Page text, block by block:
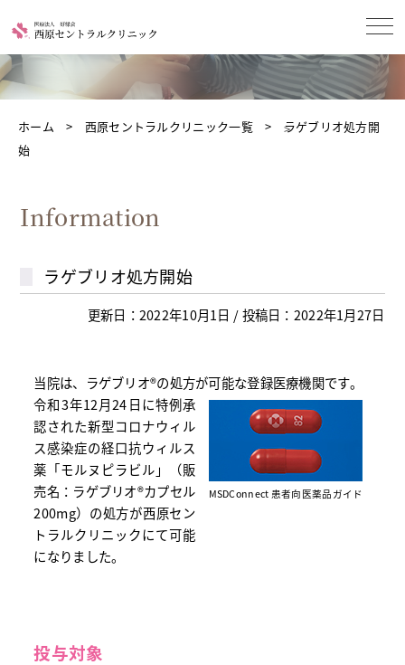
ホーム 西原セントラルクリニック一覧
ラゲブリオ処方開
始
Information
ラゲブリオ処方開始
更新日：2022年10月1日 / 投稿日：2022年1月27日
当院は、ラゲブリオ®の処方が可能な登録医療機関です。
MSDConnect 患者向医薬品ガイド
令和3年12月24日に特例承
認された新型コロナウィル
ス感染症の経口抗ウィルス
薬「モルヌピラビル」（販
売名：ラゲブリオ®カプセル
200mg）の処方が西原セン
トラルクリニックにて可能
になりました。
投与対象